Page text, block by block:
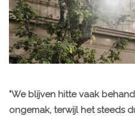
"We blijven hitte vaak
ongemak, terwijl het steeds